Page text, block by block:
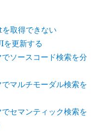
取得できない
更新する
ソースコード検索を分
マルチモーダル検索を
セマンティック検索を